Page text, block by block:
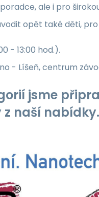
ale i pro
opět také děti,
- 13:00 hod.).
- Líšeň, centrum
jsme
naší nabídky.